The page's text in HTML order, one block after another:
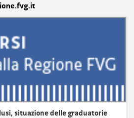
situazione delle graduatorie